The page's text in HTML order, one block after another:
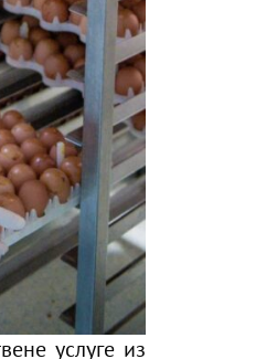
услуге из